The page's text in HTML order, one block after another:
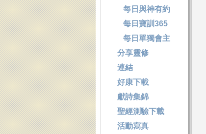
每日與神有約
每日寶訓365
每日單獨會主
分享靈修
連結
好康下載
獻詩集錦
聖經測驗下載
活動寫真